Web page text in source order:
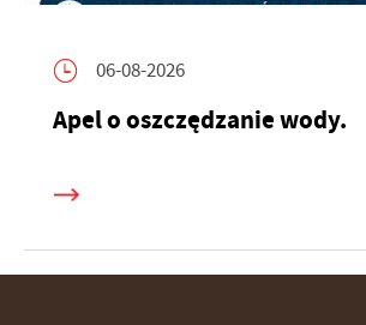
06-08-2026
Apel o oszczędzanie wody.